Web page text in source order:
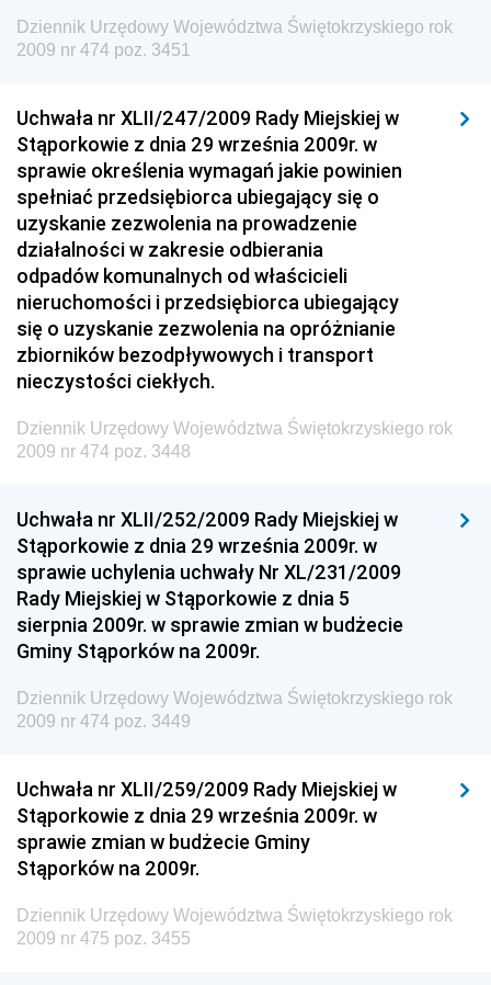
Dziennik Urzędowy Ministra Energii
Dziennik Urzędowy Ministra Finansów
Dziennik Urzędowy Ministra Rozwoju i Finansów
Dziennik Urzędowy Wyższego Urzędu Górniczego
Dziennik Urzędowy Prezesa Urzędu Transportu
Kolejowego
Dziennik Urzędowy Ministra Przedsiębiorczości i
Technologii
Dziennik Urzędowy Ministra Inwestycji i Rozwoju
Dziennik Urzędowy Naczelnego Dyrektora Archiwów
Państwowych
Dziennik Urzędowy Ministra Finansów, Inwestycji i
Rozwoju
Dziennik Urzędowy Ministra Sportu
Dziennik Urzędowy Ministra Funduszy i Polityki
Regionalnej
Dziennik Urzędowy Ministra Aktywów Państwowych
Dziennik Urzędowy Ministra Zdrowia
Dziennik Urzędowy Ministra Środowiska i Głównego
Inspektora Ochrony Środowiska
Dziennik Urzędowy Ministerstwa Kultury, Dziedzictwa
Narodowego i Sportu
Dziennik Urzędowy Ministra Finansów, Funduszy i
Dziennik Urzędowy Ministra Rozwoju, Pracy i
Dziennik Urzędowy Województwa Świętokrzyskiego rok
2009 nr 474 poz. 3451
Uchwała nr XLII/247/2009 Rady Miejskiej w
Stąporkowie z dnia 29 września 2009r. w
sprawie określenia wymagań jakie powinien
spełniać przedsiębiorca ubiegający się o
uzyskanie zezwolenia na prowadzenie
działalności w zakresie odbierania
odpadów komunalnych od właścicieli
nieruchomości i przedsiębiorca ubiegający
się o uzyskanie zezwolenia na opróżnianie
zbiorników bezodpływowych i transport
nieczystości ciekłych.
Dziennik Urzędowy Województwa Świętokrzyskiego rok
2009 nr 474 poz. 3448
Uchwała nr XLII/252/2009 Rady Miejskiej w
Stąporkowie z dnia 29 września 2009r. w
sprawie uchylenia uchwały Nr XL/231/2009
Rady Miejskiej w Stąporkowie z dnia 5
sierpnia 2009r. w sprawie zmian w budżecie
Gminy Stąporków na 2009r.
Dziennik Urzędowy Województwa Świętokrzyskiego rok
2009 nr 474 poz. 3449
Uchwała nr XLII/259/2009 Rady Miejskiej w
Stąporkowie z dnia 29 września 2009r. w
sprawie zmian w budżecie Gminy
Stąporków na 2009r.
Dziennik Urzędowy Województwa Świętokrzyskiego rok
2009 nr 475 poz. 3455